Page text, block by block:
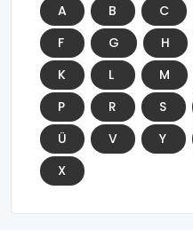
A B C
F
G H
K
L M
P
R S
Ü
V Y
X